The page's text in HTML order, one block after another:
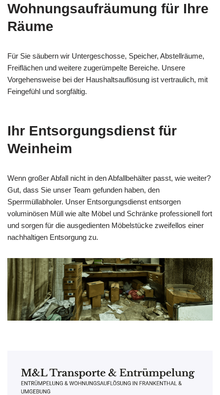
Wohnungsaufräumung für Ihre
Räume
Für Sie säubern wir Untergeschosse, Speicher, Abstellräume,
Freiflächen und weitere zugerümpelte Bereiche. Unsere
Vorgehensweise bei der Haushaltsauflösung ist vertraulich, mit
Feingefühl und sorgfältig.
Ihr Entsorgungsdienst für
Weinheim
Wenn großer Abfall nicht in den Abfallbehälter passt, wie weiter?
Gut, dass Sie unser Team gefunden haben, den
Sperrmüllabholer. Unser Entsorgungsdienst entsorgen
voluminösen Müll wie alte Möbel und Schränke professionell fort
und sorgen für die ausgedienten Möbelstücke zweifellos einer
nachhaltigen Entsorgung zu.